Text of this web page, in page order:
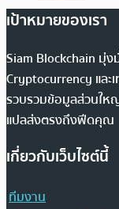
เป้าหมายของเรา
Siam Blockchain มุ่ง
Cryptocurrency และ
รวบรวมข้อมูลส่วนใหญ่
แปลส่งตรงถึงฟีดคุณ
เกี่ยวกับเว็บไซต์นี้
ทีมงาน